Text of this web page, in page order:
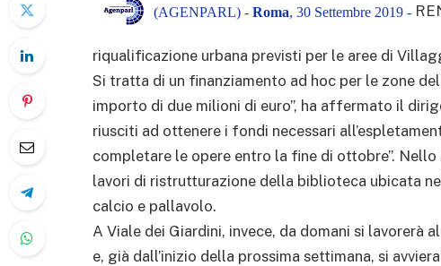
(AGENPARL) - Roma, 30 Settembre 2019 -
riqualificazione urbana previsti per le aree di
Si tratta di un finanziamento ad hoc per le zone
importo di due milioni di euro”, ha affermato il
riusciti ad ottenere i fondi necessari
completare le opere entro la fine di ottobre”.
lavori di ristrutturazione della biblioteca ubicata
calcio e pallavolo.
A Viale dei Giardini, invece, da domani si lavorerà
e, già dall’inizio della prossima settimana, si